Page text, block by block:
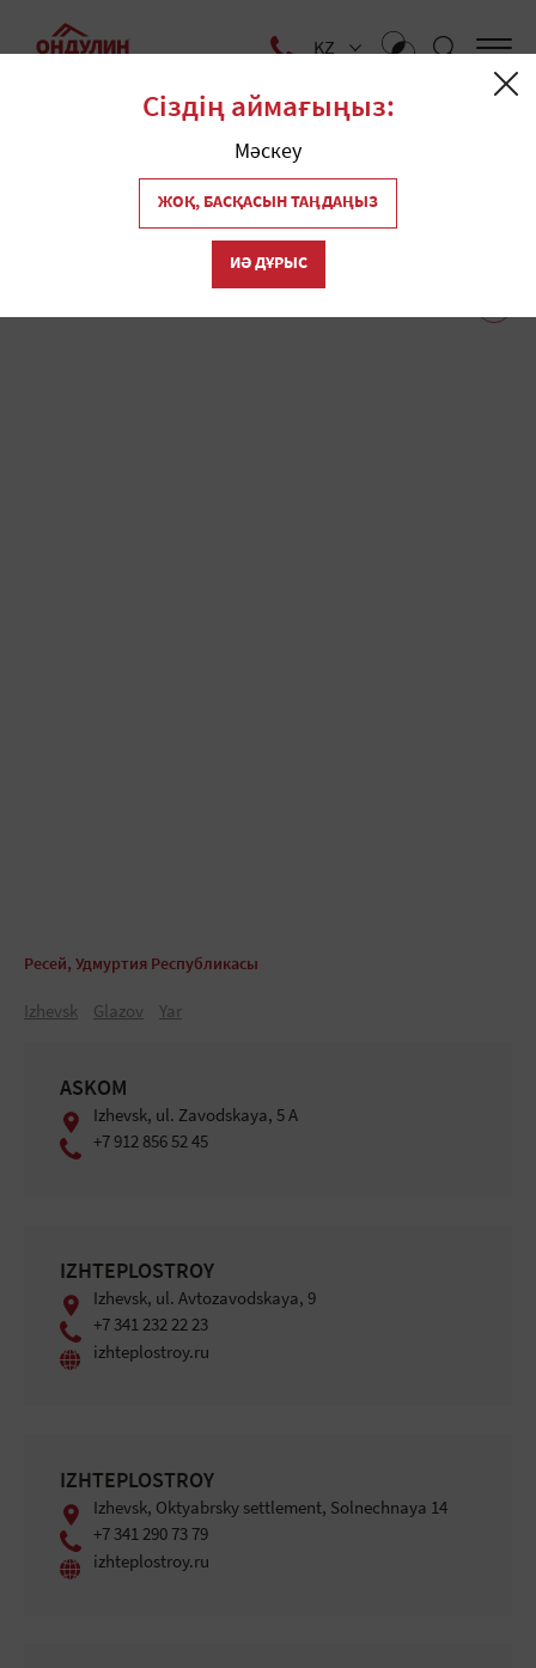
KZ
Ижевск қаласында
"Ондулин" шатырының
Ресей, Удмуртия Республикасы
Izhevsk Glazov Yar
ASKOM
Izhevsk, ul. Zavodskaya, 5 A
+7 912 856 52 45
IZHTEPLOSTROY
Izhevsk, ul. Avtozavodskaya, 9
+7 341 232 22 23
izhteplostroy.ru
IZHTEPLOSTROY
Izhevsk, Oktyabrsky settlement, Solnechnaya 14
+7 341 290 73 79
izhteplostroy.ru
Сіздің аймағыңыз:
Мәскеу
ЖОҚ, БАСҚАСЫН ТАҢДАҢЫЗ
ИӘ ДҰРЫС